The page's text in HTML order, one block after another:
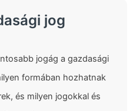
jog
jogág a gazdasági
formában hozhatnak
és milyen jogokkal és